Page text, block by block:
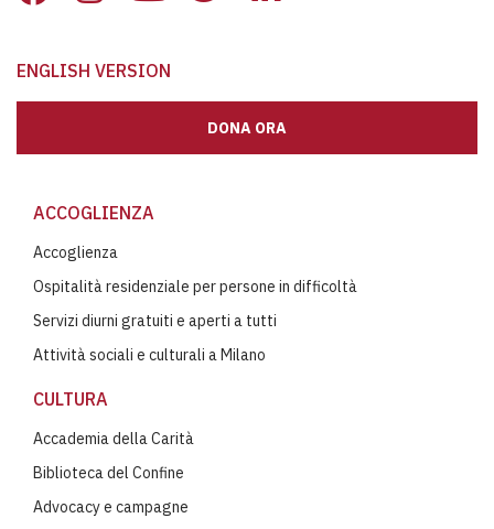
ENGLISH VERSION
DONA ORA
ACCOGLIENZA
Accoglienza
Ospitalità residenziale per persone in difficoltà
Servizi diurni gratuiti e aperti a tutti
Attività sociali e culturali a Milano
CULTURA
Accademia della Carità
Biblioteca del Confine
Advocacy e campagne